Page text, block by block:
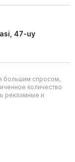
47-uy
большим спросом,
количество
рекламные и